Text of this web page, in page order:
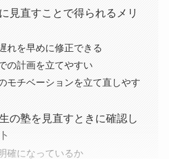
見直すことで得られるメリ
れを早めに修正できる
の計画を立てやすい
モチベーションを立て直しやす
の塾を見直すときに確認し
確になっているか